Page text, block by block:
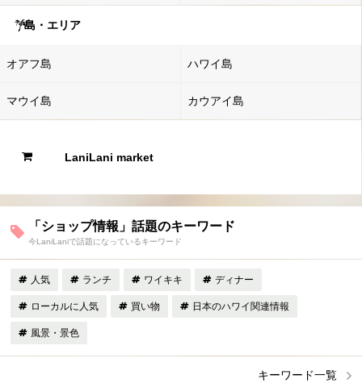
島・エリア
オアフ島 ハワイ島
マウイ島 カウアイ島
LaniLani market
「ショップ情報」話題のキーワード
今LaniLaniで話題になっているキーワード
人気 ランチ ワイキキ ディナー
ローカルに人気 買い物 日本のハワイ関連情報
風景・景色
キーワード一覧